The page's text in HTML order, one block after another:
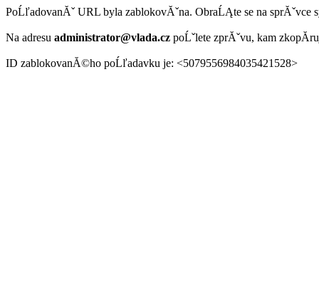
PoĹľadovanĂˇ URL byla zablokovĂˇna. ObraĹĄte se na sprĂˇvce
Na adresu administrator@vlada.cz poĹˇlete zprĂˇvu, kam
ID zablokovanĂ©ho poĹľadavku je: <5079556984035421528>